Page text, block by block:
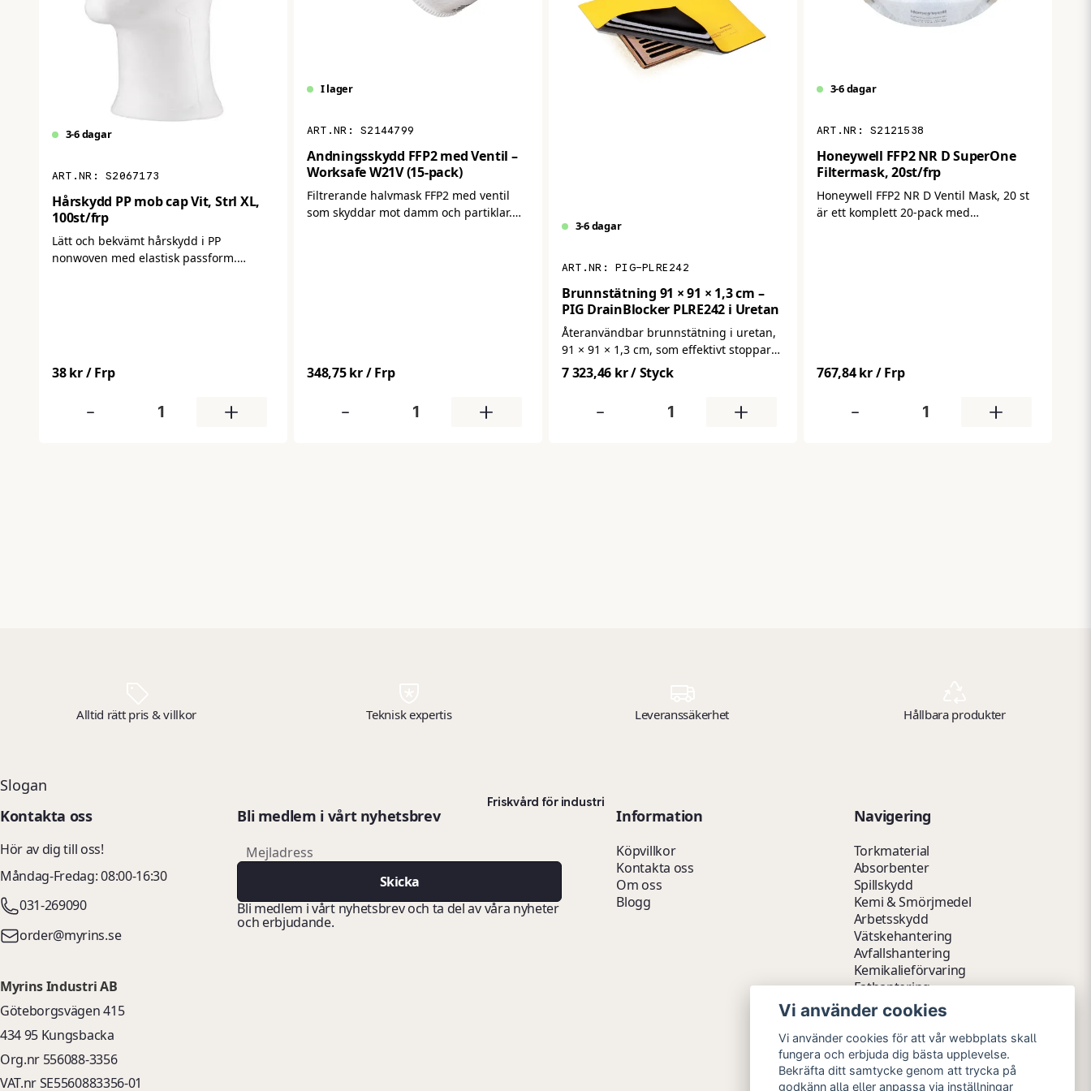
3-6 dagar
S2067173
Hårskydd PP mob cap Vit, Strl XL,
100st/frp
Lätt och bekvämt hårskydd i PP
nonwoven med elastisk passform.
38 kr/ Frp
- +
I lager
S2144799
Andningsskydd FFP2 med Ventil –
Worksafe W21V (15-pack)
Filtrerande halvmask FFP2 med ventil
som skyddar mot damm och partiklar.
348,75 kr/ Frp
- +
3-6 dagar
PIG-PLRE242
Brunnstätning 91 × 91 × 1,3 cm –
PIG DrainBlocker PLRE242 i Uretan
Återanvändbar brunnstätning i uretan,
91 × 91 × 1,3 cm, som effektivt stoppar
olja, kemikalier och andra vätskor från
att nå avloppet. Anpassar sig efter
försegling.
7 323,46 kr/ Styck
- +
3-6 dagar
S2121538
Honeywell FFP2 NR D SuperOne
Filtermask, 20st/frp
Honeywell FFP2 NR D Ventil Mask, 20 st
är ett komplett 20‑pack med
EN 149, vilket ger tryggt andningsskydd
i exempelvis bygg‑ och verkstadsmiljöer.
767,84 kr/ Frp
- +
Alltid rätt pris & villkor Teknisk expertis Leveranssäkerhet Hållbara produkter
Slogan
Friskvård för industri
Kontakta oss
Hör av dig till oss!
Måndag-Fredag: 08:00-16:30
031-269090
order@myrins.se
Myrins Industri AB
Göteborgsvägen 415
434 95 Kungsbacka
Org.nr 556088-3356
VAT.nr SE5560883356-01
Bli medlem i vårt nyhetsbrev
email
Mejladress
Skicka
Bli medlem i vårt nyhetsbrev och ta del av våra nyheter
och erbjudande.
Information
Köpvillkor
Kontakta oss
Om oss
Blogg
Navigering
Torkmaterial
Absorbenter
Spillskydd
Kemi & Smörjmedel
Arbetsskydd
Vätskehantering
Avfallshantering
Kemikalieförvaring
Fathantering
Emballage & Tillbehör
Lager & Kontor
Hygien- & Städartiklar
Outlet
Vi använder cookies
Vi använder cookies för att vår webbplats skall
fungera och erbjuda dig bästa upplevelse.
Bekräfta ditt samtycke genom att trycka på
godkänn alla eller anpassa via inställningar